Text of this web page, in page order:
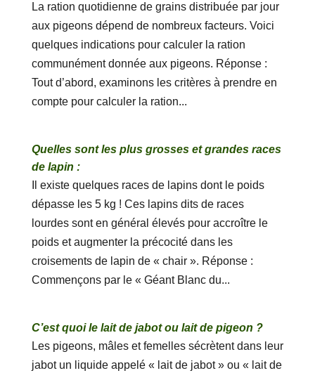
La ration quotidienne de grains distribuée par jour
aux pigeons dépend de nombreux facteurs. Voici
quelques indications pour calculer la ration
communément donnée aux pigeons. Réponse :
Tout d’abord, examinons les critères à prendre en
compte pour calculer la ration...
Quelles sont les plus grosses et grandes races
de lapin :
Il existe quelques races de lapins dont le poids
dépasse les 5 kg ! Ces lapins dits de races
lourdes sont en général élevés pour accroître le
poids et augmenter la précocité dans les
croisements de lapin de « chair ». Réponse :
Commençons par le « Géant Blanc du...
C’est quoi le lait de jabot ou lait de pigeon ?
Les pigeons, mâles et femelles sécrètent dans leur
jabot un liquide appelé « lait de jabot » ou « lait de